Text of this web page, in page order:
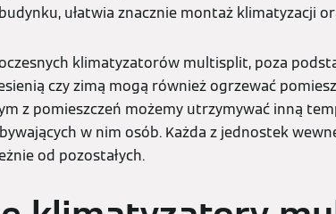
ułatwia znacznie montaż klimatyzacji
klimatyzatorów multisplit, poza
czy zimą mogą również ogrzewać
z pomieszczeń możemy utrzymywać inną
w nim osób. Każda z jednostek
od pozostałych.